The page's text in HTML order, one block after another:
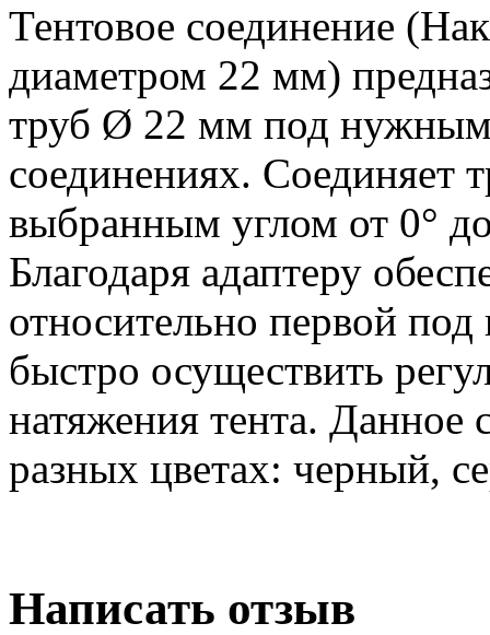
Тентовое соединение
диаметром 22 мм)
труб Ø 22 мм под нужным
соединениях. Соединяет
выбранным углом от 0°
Благодаря адаптеру
относительно первой
быстро осуществить
натяжения тента. Данное
разных цветах: черный,
Написать отзыв